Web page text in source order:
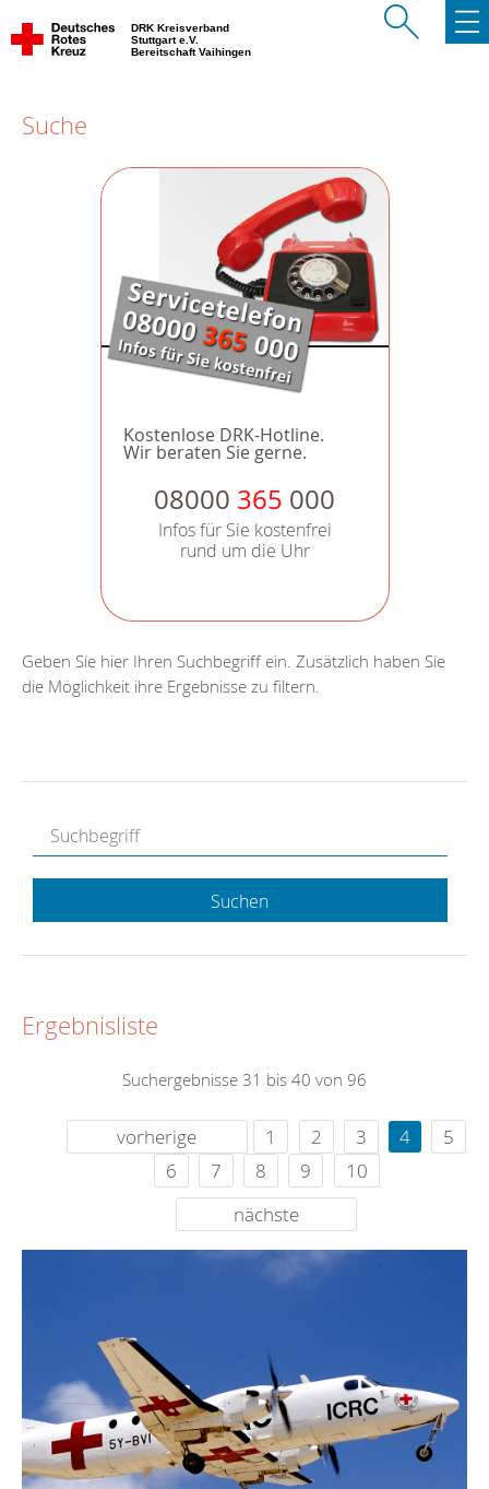
DRK Kreisverband
Stuttgart e.V.
Bereitschaft Vaihingen
Suche
Kostenlose DRK-Hotline.
Wir beraten Sie gerne.
08000 365 000
Infos für Sie kostenfrei
rund um die Uhr
Geben Sie hier Ihren Suchbegriff ein. Zusätzlich haben Sie
die Möglichkeit ihre Ergebnisse zu filtern.
Suchen
Ergebnisliste
Suchergebnisse 31 bis 40 von 96
vorherige 1 2 3 4
5
6
7 8 9
10
nächste